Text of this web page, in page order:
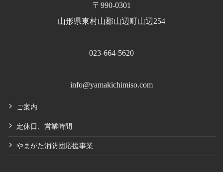
〒990-0301
山形県東村山郡山辺町山辺254
023-664-5620
info@yamakichimiso.com
ご案内
定休日、営業時間
やまがた消防団応援事業